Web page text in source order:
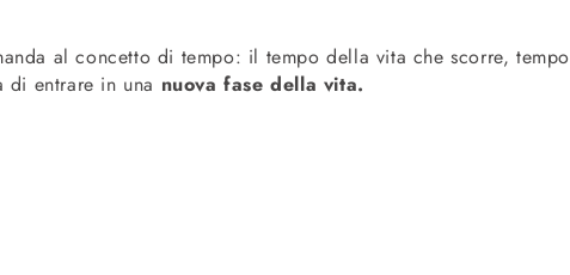
al concetto di tempo: il tempo della vita che scorre, tempo
di entrare in una nuova fase della vita.